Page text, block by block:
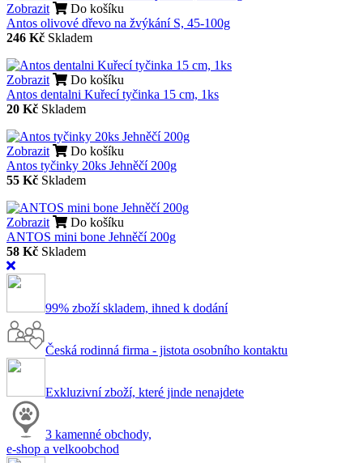
Zobrazit
Do košíku
Antos olivové dřevo na žvýkání S, 45-100g
246 Kč Skladem
Zobrazit
Do košíku
Antos dentalni Kuřecí tyčinka 15 cm, 1ks
20 Kč Skladem
Zobrazit
Do košíku
Antos tyčinky 20ks Jehněčí 200g
55 Kč Skladem
Zobrazit
Do košíku
ANTOS mini bone Jehněčí 200g
58 Kč Skladem
99% zboží skladem, ihned k dodání
Česká rodinná firma - jistota osobního kontaktu
Exkluzivní zboží, které jinde nenajdete
3 kamenné obchody,
e-shop a velkoobchod